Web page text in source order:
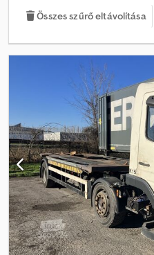
Összes szűrő eltávolítása